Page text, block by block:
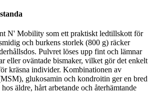
N' Mobility som ett praktiskt ledtillskott för
och burkens storlek (800 g) räcker
Pulvret löses upp fint och lämnar
eller oväntade bismaker, vilket gör det enkelt
kräsna individer. Kombinationen av
glukosamin och kondroitin ger en bred
äldre, hårt arbetande och återhämtande